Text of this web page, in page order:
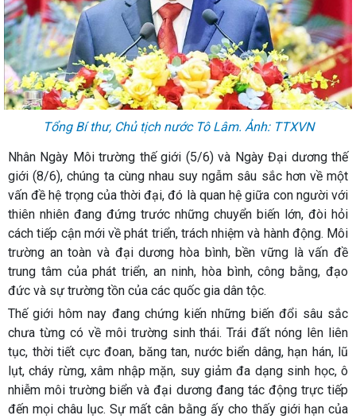
Tổng Bí thư, Chủ tịch nước Tô Lâm. Ảnh: TTXVN
Nhân Ngày Môi trường thế giới (5/6) và Ngày Đại dương thế
giới (8/6), chúng ta cùng nhau suy ngẫm sâu sắc hơn về một
vấn đề hệ trọng của thời đại, đó là quan hệ giữa con người với
thiên nhiên đang đứng trước những chuyển biến lớn, đòi hỏi
cách tiếp cận mới về phát triển, trách nhiệm và hành động. Môi
trường an toàn và đại dương hòa bình, bền vững là vấn đề
trung tâm của phát triển, an ninh, hòa bình, công bằng, đạo
đức và sự trường tồn của các quốc gia dân tộc.
Thế giới hôm nay đang chứng kiến những biến đổi sâu sắc
chưa từng có về môi trường sinh thái. Trái đất nóng lên liên
tục, thời tiết cực đoan, băng tan, nước biển dâng, hạn hán, lũ
lụt, cháy rừng, xâm nhập mặn, suy giảm đa dạng sinh học, ô
nhiễm môi trường biển và đại dương đang tác động trực tiếp
đến mọi châu lục. Sự mất cân bằng ấy cho thấy giới hạn của